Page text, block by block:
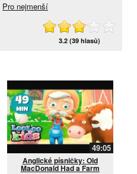
Pro nejmenší
3.2 (39 hlasů)
49:05
Anglické písničky: Old
MacDonald Had a Farm